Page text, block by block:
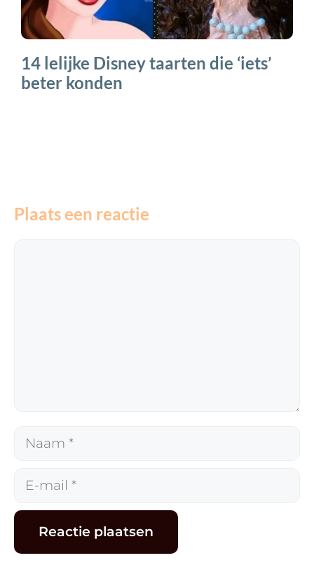
14 lelijke Disney taarten die ‘iets’
beter konden
Plaats een reactie
Naam
E-